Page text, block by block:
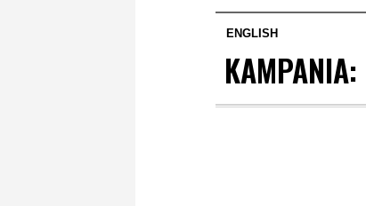
ENGLISH